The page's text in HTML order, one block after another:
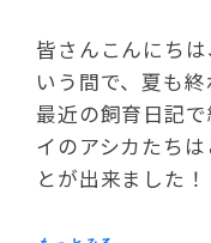
皆さんこんにち
いう間で、夏も終
最近の飼育日記
イのアシカたち
とが出来ました